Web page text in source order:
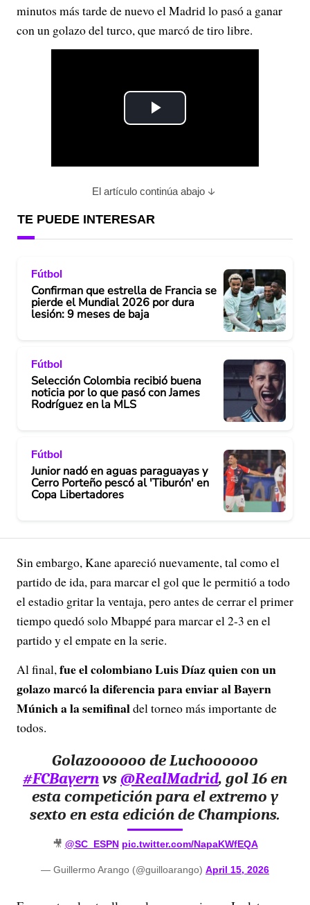
minutos más tarde de nuevo el Madrid lo pasó a ganar
con un golazo del turco, que marcó de tiro libre.
P
a
i
d
o
El artículo continúa abajo
TE PUEDE INTERESAR
Fútbol
Confirman que estrella de Francia se
pierde el Mundial 2026 por dura
lesión: 9 meses de baja
Fútbol
Selección Colombia recibió buena
noticia por lo que pasó con James
Rodríguez en la MLS
Fútbol
Junior nadó en aguas paraguayas y
Cerro Porteño pescó al 'Tiburón' en
Copa Libertadores
Sin embargo, Kane apareció nuevamente, tal como el
partido de ida, para marcar el gol que le permitió a todo
el estadio gritar la ventaja, pero antes de cerrar el primer
tiempo quedó solo Mbappé para marcar el 2-3 en el
partido y el empate en la serie.
Al final,fue el colombiano Luis Díaz quien con un
golazo marcó la diferencia para enviar al Bayern
Múnich a la semifinaldel torneo más importante de
todos.
Golazoooooo de Luchoooooo
#FCBayernvs@RealMadrid, gol 16 en
esta competición para el extremo y
sexto en esta edición de Champions.
🎥 @SC_ESPN pic.twitter.com/NapaKWfEQA
— Guillermo Arango (@guilloarango) April 15, 2026